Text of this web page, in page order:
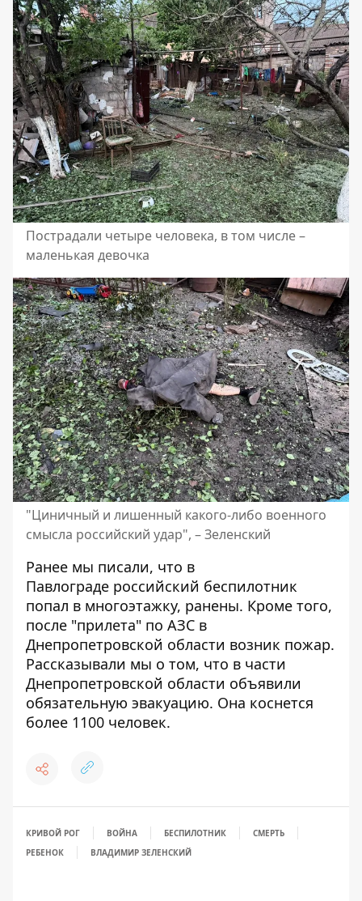
Пострадали четыре человека, в том числе –
маленькая девочка
"Циничный и лишенный какого-либо военного
смысла российский удар", – Зеленский
Ранее мы писали, что в
Павлограде российский беспилотник
попал в многоэтажку, ранены. Кроме того,
после "прилета" по АЗС в
Днепропетровской области возник пожар.
Рассказывали мы о том, что в части
Днепропетровской области объявили
обязательную эвакуацию. Она коснется
более 1100 человек.
КРИВОЙ РОГ ВОЙНА БЕСПИЛОТНИК
СМЕРТЬ
РЕБЕНОК
ВЛАДИМИР ЗЕЛЕНСКИЙ